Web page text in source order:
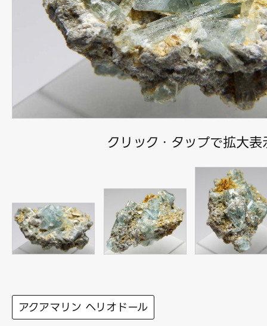
クリック・タップで拡大表
アクアマリン ヘリオドール